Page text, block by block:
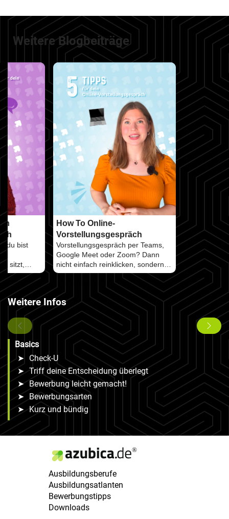
Weitere Blogbeiträge
du bist
sitzt,
How To Online-
Vorstellungsgespräch
Vorstellungsgespräch per Teams,
Google Meet oder Zoom? Dann
nicht einfach reinklicken, sondern
vorbereitet reingehen 👀 M ...
Weitere Infos
Basics
➤ Check-U
➤ Triff deine Entscheidung überlegt
➤
Bewerbung leicht gemacht!
➤ Bewerbungsarten
➤ Kurz und bündig
Ausbildungsberufe
Ausbildungsatlanten
Bewerbungstipps
Downloads